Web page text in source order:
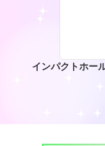
インパクトホー